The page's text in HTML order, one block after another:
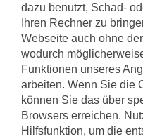
dazu benutzt, Schad-
Ihren Rechner zu
Webseite auch ohne
wodurch
Funktionen unseres
arbeiten. Wenn Sie die
können Sie das über
Browsers erreichen.
Hilfsfunktion, um die